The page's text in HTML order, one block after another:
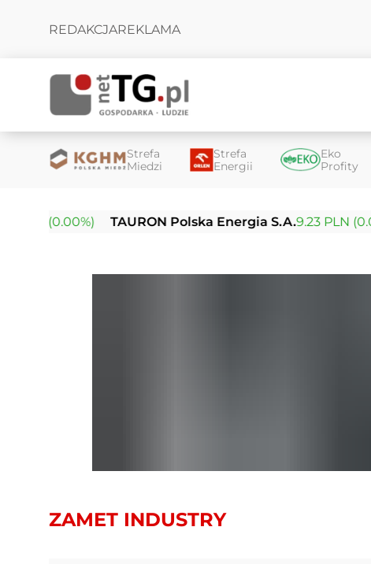
REDAKCJAREKLAMA
Strefa
Miedzi
Strefa
Energii
Eko
Profity
(0.00%) TAURON Polska Energia S.A.9.23 PLN (0.00%)
ZAMET INDUSTRY